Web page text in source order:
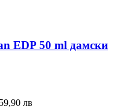
EDP 50 ml дамски
лв